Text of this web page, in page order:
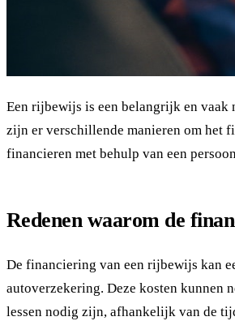
Een rijbewijs is een belangrijk en vaak
zijn er verschillende manieren om het
financieren met behulp van een
Redenen waarom de
De financiering van een rijbewijs kan
autoverzekering. Deze kosten kunnen
lessen nodig zijn, afhankelijk van de